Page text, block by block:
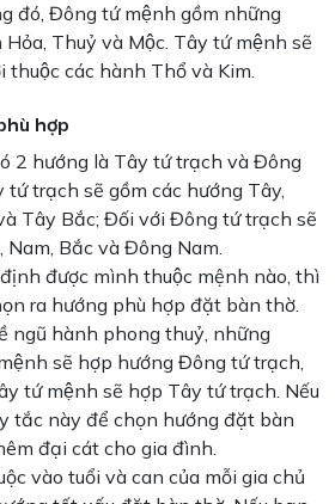
đó, Đông tứ mệnh gồm những
Thuỷ và Mộc. Tây tứ mệnh sẽ
thuộc các hành Thổ và Kim.
hợp
2 hướng là Tây tứ trạch và Đông
trạch sẽ gồm các hướng Tây,
Tây Bắc; Đối với Đông tứ trạch sẽ
Bắc và Đông Nam.
được mình thuộc mệnh nào, thì
ra hướng phù hợp đặt bàn thờ.
ngũ hành phong thuỷ, những
sẽ hợp hướng Đông tứ trạch,
tứ mệnh sẽ hợp Tây tứ trạch. Nếu
tắc này để chọn hướng đặt bàn
đại cát cho gia đình.
vào tuổi và can của mỗi gia chủ